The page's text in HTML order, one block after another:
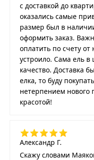
с доставкой до
оказались самые
размер был в
оформить заказ.
оплатить по счету
устроило. Сама ель
качество. Доставка
елка, то буду
нетерпением нового
красотой!
Александр Г.
Скажу словами